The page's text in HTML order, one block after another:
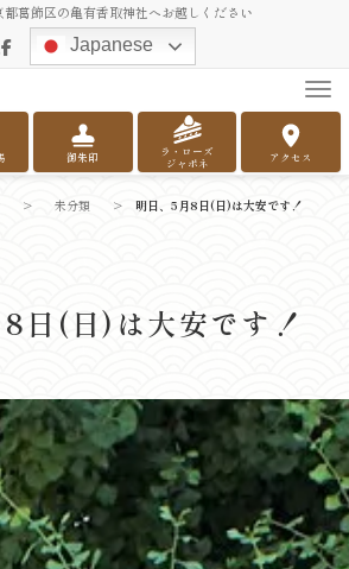
都葛飾区の亀有香取神社へお越しください
Japanese
御朱印
ラ・ローズ
ジャポネ
アクセス
日(日)は大安です！
> 未分類 > 明日、5月8日(日)は大安です！